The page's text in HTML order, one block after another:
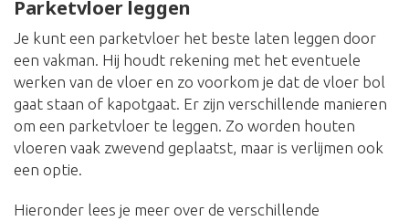
Parketvloer leggen
Je kunt een parketvloer het beste laten leggen door
een vakman. Hij houdt rekening met het eventuele
werken van de vloer en zo voorkom je dat de vloer bol
gaat staan of kapotgaat. Er zijn verschillende manieren
om een parketvloer te leggen. Zo worden houten
vloeren vaak zwevend geplaatst, maar is verlijmen ook
een optie.
Hieronder lees je meer over de verschillende